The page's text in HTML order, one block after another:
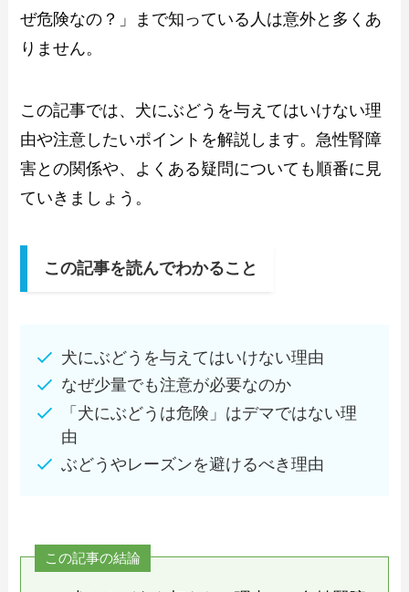
ぜ危険なの？」まで知っている人は意外と多くあ
りません。
この記事では、犬にぶどうを与えてはいけない理
由や注意したいポイントを解説します。急性腎障
害との関係や、よくある疑問についても順番に見
ていきましょう。
この記事を読んでわかること
犬にぶどうを与えてはいけない理由
なぜ少量でも注意が必要なのか
「犬にぶどうは危険」はデマではない理
由
ぶどうやレーズンを避けるべき理由
この記事の結論